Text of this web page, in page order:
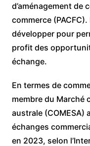
d’aménagement de
commerce
développer pour
profit des
échange.
En termes de
membre du Marché
australe (COMESA)
échanges
en 2023, selon